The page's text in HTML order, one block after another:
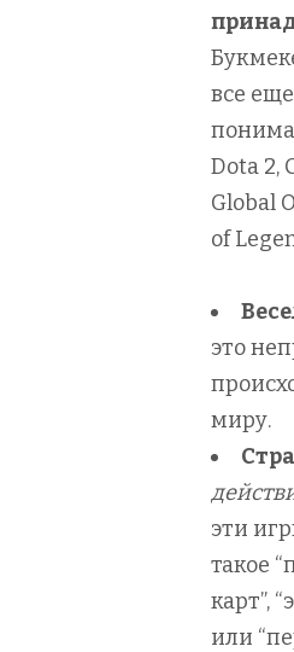
все
Dota 2,
Global
of
это
миру.
эти
такое
карт”,
или